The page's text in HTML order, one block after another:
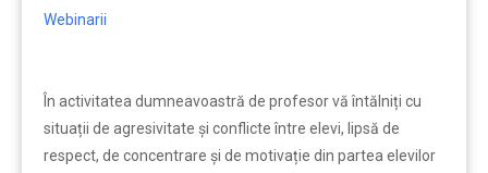
Webinarii
În activitatea dumneavoastră de profesor vă întălniți cu
situații de agresivitate și conflicte între elevi, lipsă de
respect, de concentrare și de motivație din partea elevilor